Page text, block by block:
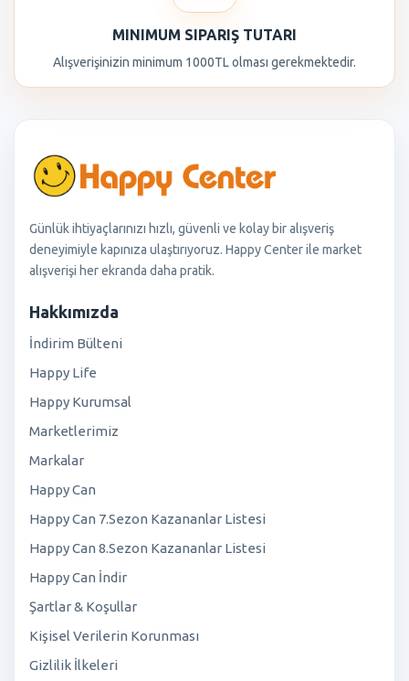
MINIMUM SIPARIŞ TUTARI
Alışverişinizin minimum 1000TL olması gerekmektedir.
Günlük ihtiyaçlarınızı hızlı, güvenli ve kolay bir alışveriş
deneyimiyle kapınıza ulaştırıyoruz. Happy Center ile market
alışverişi her ekranda daha pratik.
Hakkımızda
İndirim Bülteni
Happy Life
Happy Kurumsal
Marketlerimiz
Markalar
Happy Can
Happy Can 7.Sezon Kazananlar Listesi
Happy Can 8.Sezon Kazananlar Listesi
Happy Can İndir
Şartlar & Koşullar
Kişisel Verilerin Korunması
Gizlilik İlkeleri